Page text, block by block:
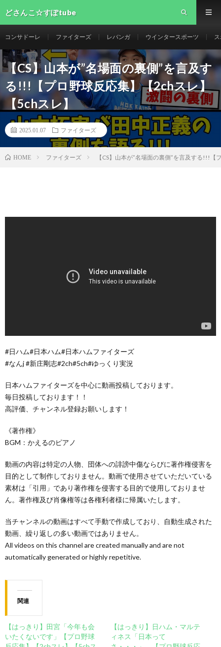
どさんこ☆すぽtube
コンサドーレ ファイターズ レバンガ ウインタースポーツ
【CS】山本が”名場面の裏側”を言及す
る!!!【プロ野球反応集】【2chスレ】
【5chスレ】
2025.01.07 ファイターズ
HOME ファイターズ 【CS】山本が”名場面の裏側”を言及する!!!
#日ハム#日本ハム#日本ハムファイターズ
#なんj #新庄剛志#2ch#5ch#ゆっくり実況
日本ハムファイターズを中心に動画投稿しております。
毎日投稿しております！！
高評価、チャンネル登録お願いします！
《著作権》
BGM：かえるのピアノ
動画の内容は特定の人物、団体への誹謗中傷ならびに著作権侵害を
目的として制作しておりません。動画で使用させていただいている
素材は「引用」であり著作権を侵害する目的で使用しておりませ
ん。著作権及び肖像権等は各権利者様に帰属いたします。
当チャンネルの動画はすべて手動で作成しており、自動生成された
動画、繰り返しの多い動画ではありません。
All videos on this channel are created manually and are not
automatically generated or highly repetitive.
関連
【はっきり】田宮「今年も会
いたくないです」【プロ野球
【はっきり】日ハム・マルテ
ィネス「日本って